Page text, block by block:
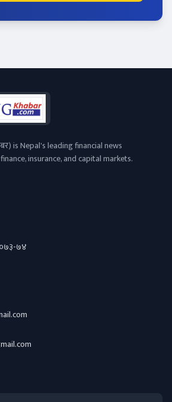
is Nepal's leading financial news
insurance, and capital markets.
०७३-७४